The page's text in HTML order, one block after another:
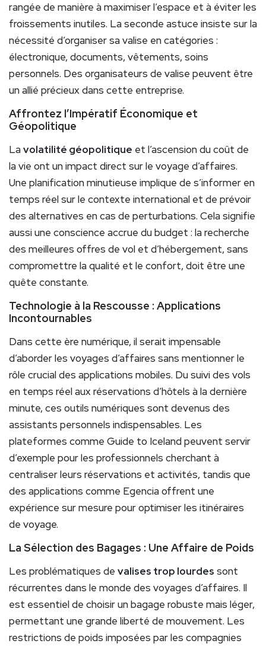
rangée de manière à maximiser l’espace et à éviter les
froissements inutiles. La seconde astuce insiste sur la
nécessité d’organiser sa valise en catégories :
électronique, documents, vêtements, soins
personnels. Des organisateurs de valise peuvent être
un allié précieux dans cette entreprise.
Affrontez l’Impératif Économique et
Géopolitique
Lavolatilité géopolitique et l’ascension du coût de
la vie ont un impact direct sur le voyage d’affaires.
Une planification minutieuse implique de s’informer en
temps réel sur le contexte international et de prévoir
des alternatives en cas de perturbations. Cela signifie
aussi une conscience accrue du budget : la recherche
des meilleures offres de vol et d’hébergement, sans
compromettre la qualité et le confort, doit être une
quête constante.
Technologie à la Rescousse : Applications
Incontournables
Dans cette ère numérique, il serait impensable
d’aborder les voyages d’affaires sans mentionner le
rôle crucial des applications mobiles. Du suivi des vols
en temps réel aux réservations d’hôtels à la dernière
minute, ces outils numériques sont devenus des
assistants personnels indispensables. Les
plateformes comme Guide to Iceland peuvent servir
d’exemple pour les professionnels cherchant à
centraliser leurs réservations et activités, tandis que
des applications comme Egencia offrent une
expérience sur mesure pour optimiser les itinéraires
de voyage.
La Sélection des Bagages : Une Affaire de Poids
Les problématiques de valises trop lourdes sont
récurrentes dans le monde des voyages d’affaires. Il
est essentiel de choisir un bagage robuste mais léger,
permettant une grande liberté de mouvement. Les
restrictions de poids imposées par les compagnies